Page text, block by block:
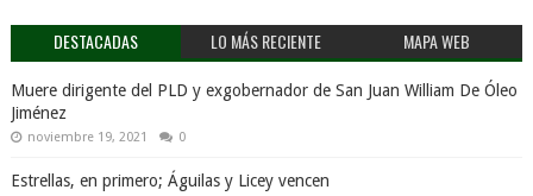
DESTACADAS LO MÁS RECIENTE MAPA WEB
Muere dirigente del PLD y exgobernador de San Juan William De Óleo
Jiménez
noviembre 19, 2021 0
Estrellas, en primero; Águilas y Licey vencen